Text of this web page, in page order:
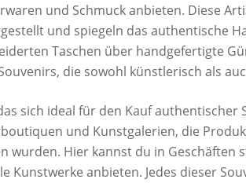
und Schmuck anbieten. Diese
und spiegeln das authentische
Taschen über handgefertigte
die sowohl künstlerisch als
sich ideal für den Kauf authentischer
und Kunstgalerien, die
wurden. Hier kannst du in Geschäften
Kunstwerke anbieten. Jedes dieser